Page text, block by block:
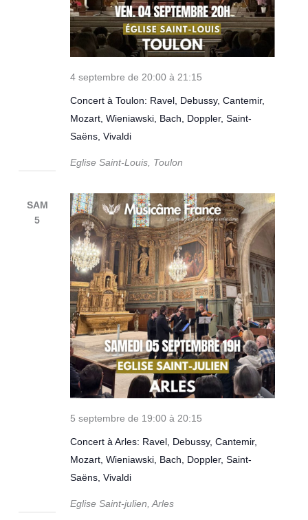
Concert à Toulon: Ravel, Debussy, Cantemir,
Mozart, Wieniawski, Bach, Doppler, Saint-
Saëns, Vivaldi
4 septembre de 20:00 à 21:15
Eglise Saint-Louis, Toulon
SAM
5
Concert à Arles: Ravel, Debussy, Cantemir,
Mozart, Wieniawski, Bach, Doppler, Saint-
Saëns, Vivaldi
5 septembre de 19:00 à 20:15
Eglise Saint-julien, Arles